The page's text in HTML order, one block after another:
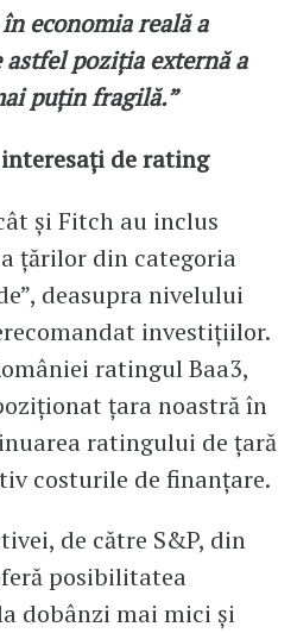
economia reală a
poziția externă a
puțin fragilă.”
de rating
și Fitch au inclus
țărilor din categoria
deasupra nivelului
investițiilor.
ratingul Baa3,
țara noastră în
ratingului de țară
costurile de finanțare.
de către S&P, din
posibilitatea
dobânzi mai mici și